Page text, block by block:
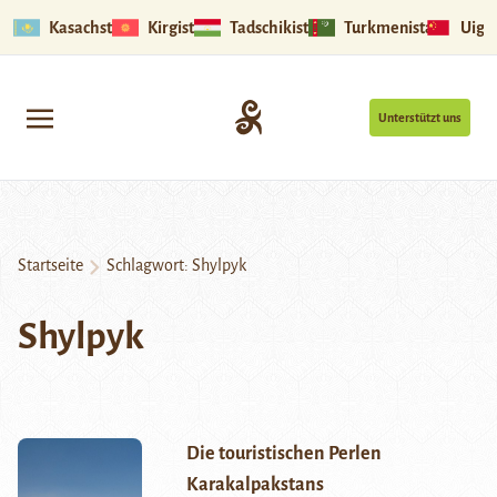
Kasachstan Kirgistan Tadschikistan Turkmenistan
Unterstützt uns
Startseite Schlagwort: Shylpyk
Shylpyk
Die touristischen Perlen
Karakalpakstans